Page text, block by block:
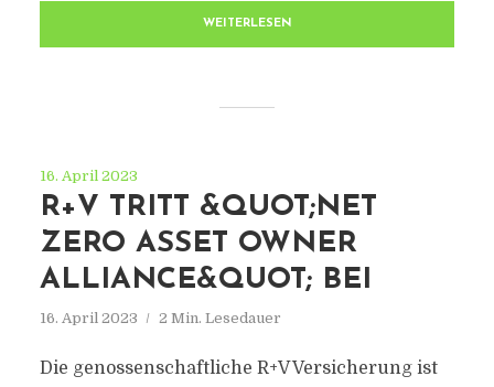
WEITERLESEN
16. April 2023
R+V TRITT &QUOT;NET
ZERO ASSET OWNER
ALLIANCE&QUOT; BEI
16. April 2023 2 Min. Lesedauer
Die genossenschaftliche R+V Versicherung ist